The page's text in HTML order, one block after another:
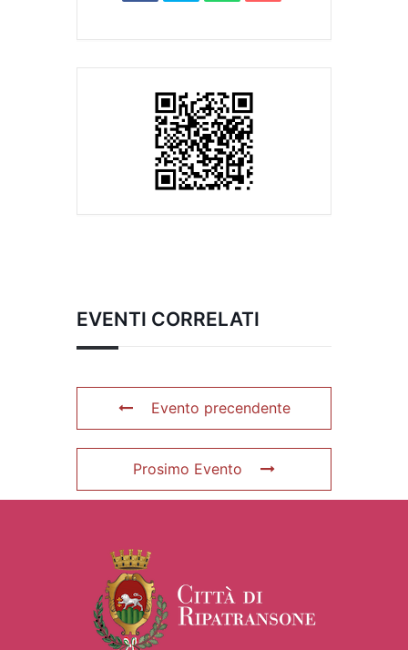
EVENTI CORRELATI
Evento precendente
Prosimo Evento